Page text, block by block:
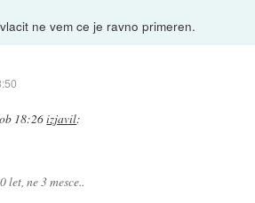
ne vem ce je ravno primeren.
18:26izjavil:
let, ne 3 mesce..